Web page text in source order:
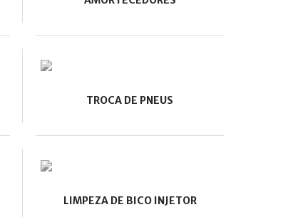
TROCA DE PNEUS
LIMPEZA DE BICO INJETOR